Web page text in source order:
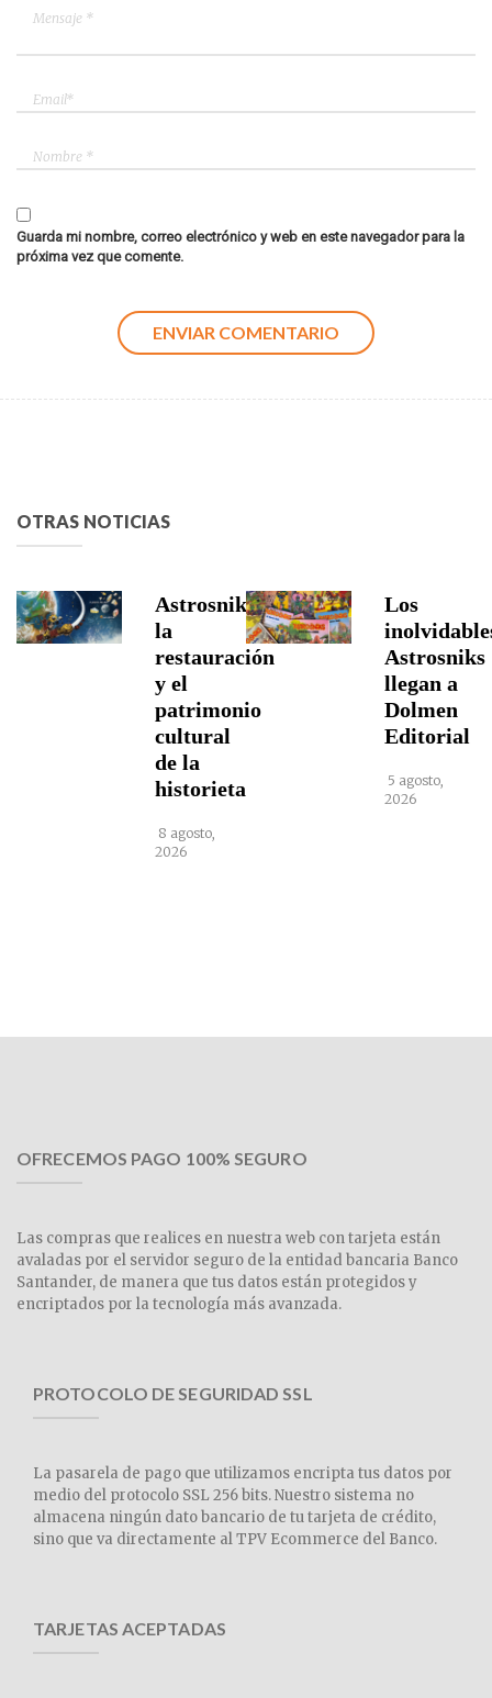
Guarda mi nombre, correo electrónico y web en este navegador para la
próxima vez que comente.
OTRAS NOTICIAS
Astrosniks,
la
restauración
y el
patrimonio
cultural
de la
historieta
8 agosto,
2026
Los
Astrosniks
llegan a
Dolmen
Editorial
5 agosto,
2026
OFRECEMOS PAGO 100% SEGURO
Las compras que realices en nuestra web con tarjeta están
avaladas por el servidor seguro de la entidad bancaria Banco
Santander, de manera que tus datos están protegidos y
encriptados por la tecnología más avanzada.
PROTOCOLO DE SEGURIDAD SSL
La pasarela de pago que utilizamos encripta tus datos por
medio del protocolo SSL 256 bits. Nuestro sistema no
almacena ningún dato bancario de tu tarjeta de crédito,
sino que va directamente al TPV Ecommerce del Banco.
TARJETAS ACEPTADAS